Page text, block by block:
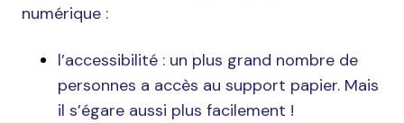
numérique :
l’accessibilité : un plus grand nombre de
personnes a accès au support papier. Mais
il s’égare aussi plus facilement !